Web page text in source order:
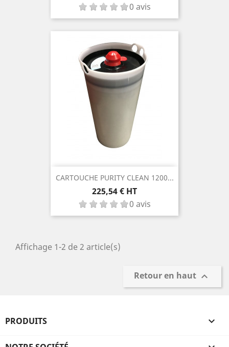
0 avis
CARTOUCHE PURITY CLEAN 1200...
Prix
225,54 € HT
0 avis
Affichage 1-2 de 2 article(s)
Retour en haut 
PRODUITS 